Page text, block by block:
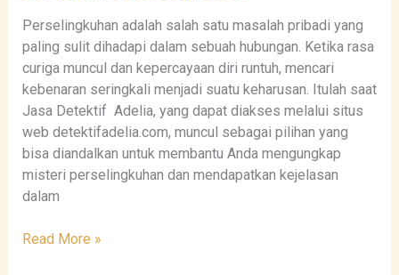
Perselingkuhan adalah salah satu masalah pribadi yang
paling sulit dihadapi dalam sebuah hubungan. Ketika rasa
curiga muncul dan kepercayaan diri runtuh, mencari
kebenaran seringkali menjadi suatu keharusan. Itulah saat
Jasa Detektif Adelia, yang dapat diakses melalui situs
web detektifadelia.com, muncul sebagai pilihan yang
bisa diandalkan untuk membantu Anda mengungkap
misteri perselingkuhan dan mendapatkan kejelasan
dalam
Read More »